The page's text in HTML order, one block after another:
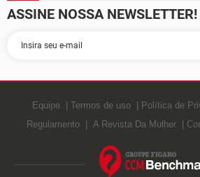
ASSINE NOSSA NEWSLETTER!
Equipe Termos de uso Política de
Regulamento
A Revista Da Mulher